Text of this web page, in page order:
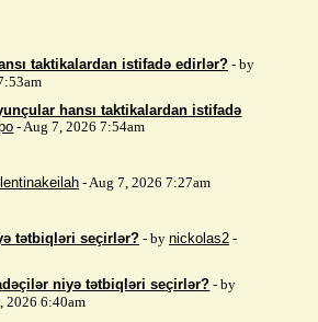
taktikalardan istifadə edirlər? - by
hansı taktikalardan istifadə
- Aug 7, 2026 7:54am
- Aug 7, 2026 7:27am
tətbiqləri seçirlər? - by nickolas2 -
niyə tətbiqləri seçirlər? - by
2026 6:40am